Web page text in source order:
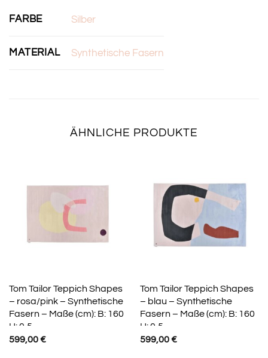
FARBE Silber
MATERIAL Synthetische Fasern
ÄHNLICHE PRODUKTE
Tom Tailor Teppich Shapes
– rosa/pink – Synthetische
Fasern – Maße (cm): B: 160
H: 0,5
599,00€
Tom Tailor Teppich Shapes
– blau – Synthetische
Fasern – Maße (cm): B: 160
H: 0,5
599,00€